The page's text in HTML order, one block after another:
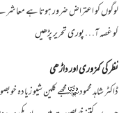
لوگوں کو اعتراض ضرور ہوتا ہے معاشرے
کو غصہ آ…پوری تحریر پڑھیں
نظر کی کمزوری اور داڑھی
ڈاکٹر شاہد محمود ﷾ مجھے کلین شیو زیادہ